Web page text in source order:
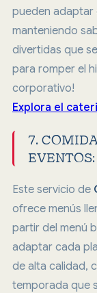
pueden adaptar
manteniendo
divertidas que
para romper el
corporativo!
Explora el
7.
Este servicio de
ofrece menús
partir del menú
adaptar cada
de alta calidad,
temporada que